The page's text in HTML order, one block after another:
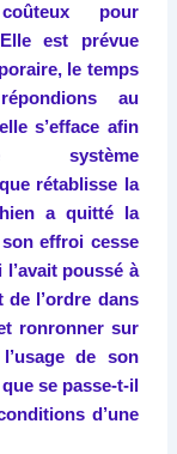
pour
Elle est prévue
le temps
au
s’efface afin
rétablisse la
a quitté la
effroi cesse
poussé à
l’ordre dans
ronronner sur
de son
se passe-t-il
d’une